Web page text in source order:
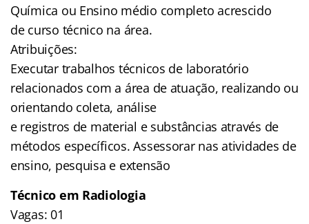
Química ou Ensino médio completo acrescido
de curso técnico na área.
Atribuições:
Executar trabalhos técnicos de laboratório
relacionados com a área de atuação, realizando ou
orientando coleta, análise
e registros de material e substâncias através de
métodos específicos. Assessorar nas atividades de
ensino, pesquisa e extensão
Técnico em Radiologia
Vagas: 01